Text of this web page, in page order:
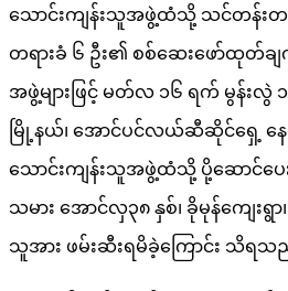
သောင်းကျန်းသူအဖွဲ့ထံသို့ သင်တန်း
တရားခံ ၆ ဦး၏ စစ်ဆေးဖော်ထုတ်ချ
အဖွဲ့များဖြင့် မတ်လ ၁၆ ရက် မွန်းလွဲ
မြို့နယ်၊ အောင်ပင်လယ်ဆီဆိုင်ရှေ့ နေ
သောင်းကျန်းသူအဖွဲ့ထံသို့ ပို့ဆော
သမား အောင်လှ၃၈ နှစ်၊ ခိုမုန်ကျေး
သူအား ဖမ်းဆီးရမိခဲ့ကြောင်း သိရသ